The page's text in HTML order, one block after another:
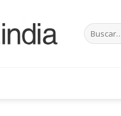
Buscar
por: